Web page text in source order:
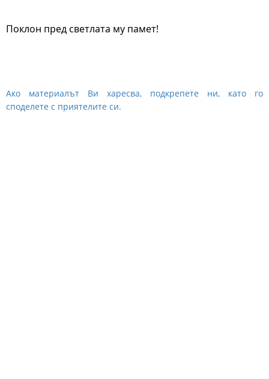
Поклон пред светлата му памет!
Ако материалът Ви харесва, подкрепете ни, като го
споделете с приятелите си.